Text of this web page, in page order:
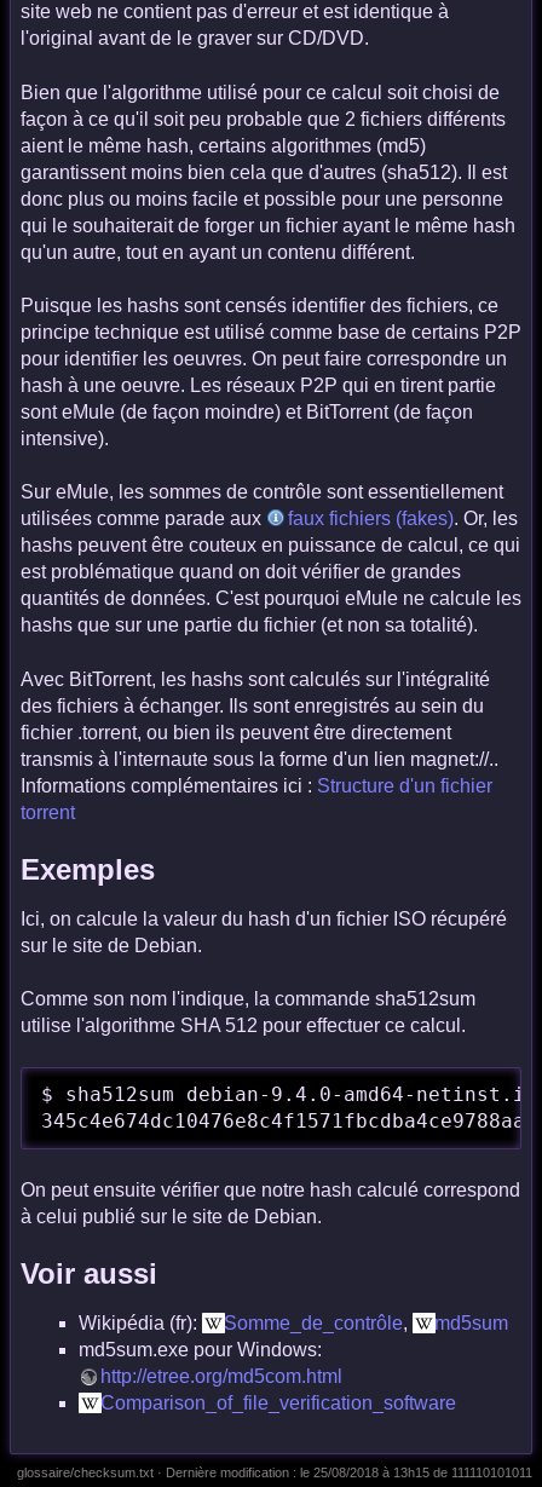
site web ne contient pas d'erreur et est identique à
l'original avant de le graver sur CD/DVD.
Bien que l'algorithme utilisé pour ce calcul soit choisi de
façon à ce qu'il soit peu probable que 2 fichiers différents
aient le même hash, certains algorithmes (md5)
garantissent moins bien cela que d'autres (sha512). Il est
donc plus ou moins facile et possible pour une personne
qui le souhaiterait de forger un fichier ayant le même hash
qu'un autre, tout en ayant un contenu différent.
Puisque les hashs sont censés identifier des fichiers, ce
principe technique est utilisé comme base de certains P2P
pour identifier les oeuvres. On peut faire correspondre un
hash à une oeuvre. Les réseaux P2P qui en tirent partie
sont eMule (de façon moindre) et BitTorrent (de façon
intensive).
Sur eMule, les sommes de contrôle sont essentiellement
utilisées comme parade aux
faux fichiers (fakes). Or, les
hashs peuvent être couteux en puissance de calcul, ce qui
est problématique quand on doit vérifier de grandes
quantités de données. C'est pourquoi eMule ne calcule les
hashs que sur une partie du fichier (et non sa totalité).
Avec BitTorrent, les hashs sont calculés sur l'intégralité
des fichiers à échanger. Ils sont enregistrés au sein du
fichier .torrent, ou bien ils peuvent être directement
transmis à l'internaute sous la forme d'un lien magnet://..
Informations complémentaires ici : Structure d'un fichier
torrent
Exemples
Ici, on calcule la valeur du hash d'un fichier ISO récupéré
sur le site de Debian.
Comme son nom l'indique, la commande sha512sum
utilise l'algorithme SHA 512 pour effectuer ce calcul.
$ sha512sum debian-9.4.0-amd64-
On peut ensuite vérifier que notre hash calculé correspond
à celui publié sur le site de Debian.
Voir aussi
Wikipédia (fr): Somme_de_contrôle,
md5sum
md5sum.exe pour Windows:
http://etree.org/md5com.html
Comparison_of_file_verification_software
glossaire/checksum.txt · Dernière modification : le 25/08/2018 à 13h15 de 111110101011